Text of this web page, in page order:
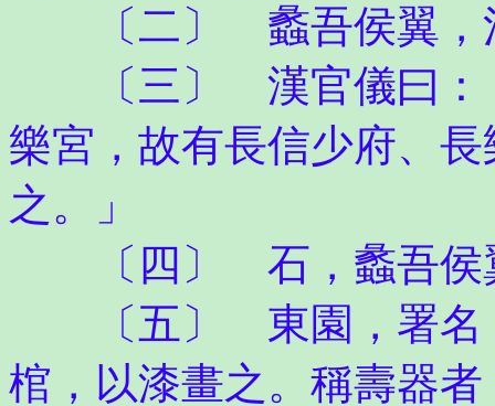
〔二〕 蠡吾侯翼，
〔三〕 漢官儀曰：「
樂宮，故有長信少府、
之。」
〔四〕 石，蠡吾侯
〔五〕 東園，署名，
棺，以漆畫之。稱壽器